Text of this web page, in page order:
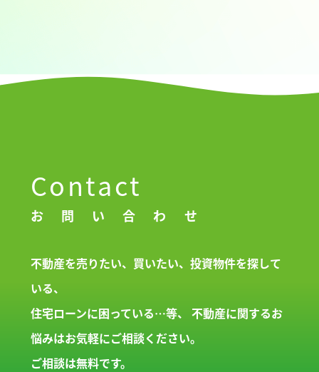
Contact
お問い合わせ
不動産を売りたい、買いたい、投資物件を探して
いる、
住宅ローンに困っている…等、
不動産に関するお
悩みはお気軽にご相談ください。
ご相談は無料です。